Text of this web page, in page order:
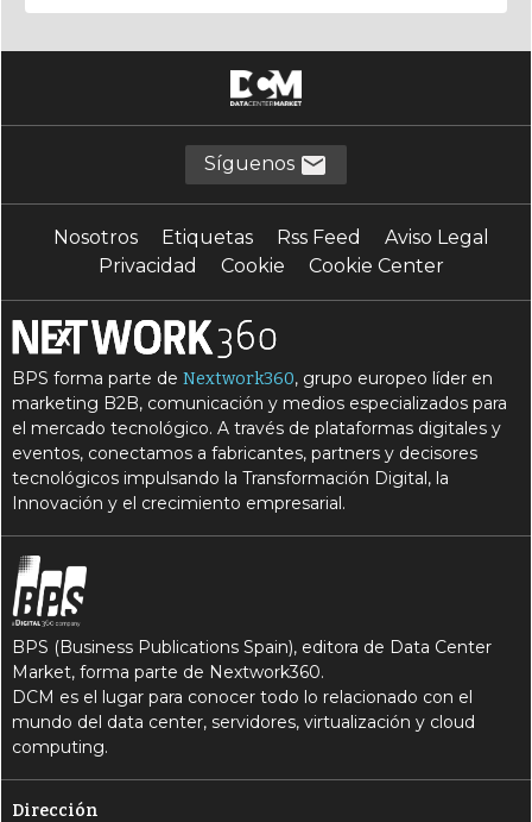
Síguenos
Nosotros Etiquetas Rss Feed
Aviso Legal
Privacidad
Cookie Cookie Center
BPS forma parte deNextwork360, grupo europeo líder en
marketing B2B, comunicación y medios especializados para
el mercado tecnológico. A través de plataformas digitales y
eventos, conectamos a fabricantes, partners y decisores
tecnológicos impulsando la Transformación Digital, la
Innovación y el crecimiento empresarial.
BPS (Business Publications Spain), editora de Data Center
Market, forma parte de Nextwork360.
DCM es el lugar para conocer todo lo relacionado con el
mundo del data center, servidores, virtualización y cloud
computing.
Dirección